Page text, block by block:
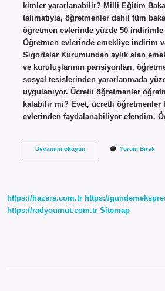
kimler yararlanabilir? Milli Eğitim
talimatıyla, öğretmenler dahil tüm
öğretmen evlerinde yüzde 50 indirimle
Öğretmen evlerinde emekliye indirim
Sigortalar Kurumundan aylık alan
ve kuruluşlarının pansiyonları,
sosyal tesislerinden yararlanmada
uygulanıyor. Ücretli öğretmenler
kalabilir mi? Evet, ücretli öğretmenler
evlerinden faydalanabiliyor efendim.
Devamını okuyunÖğretmeneviYorum Bırak
https://hazera.com.tr https://
https://radyoumut.com.tr Sitemap